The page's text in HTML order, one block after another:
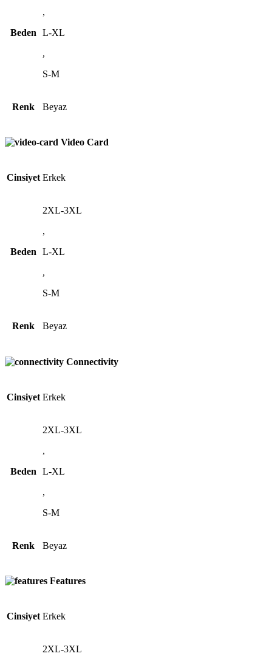
Beden
,
L-XL
,
S-M
Renk Beyaz
Video Card
Cinsiyet Erkek
Beden
2XL-3XL
,
L-XL
,
S-M
Renk Beyaz
Connectivity
Cinsiyet Erkek
Beden
2XL-3XL
,
L-XL
,
S-M
Renk Beyaz
Features
Cinsiyet Erkek
2XL-3XL